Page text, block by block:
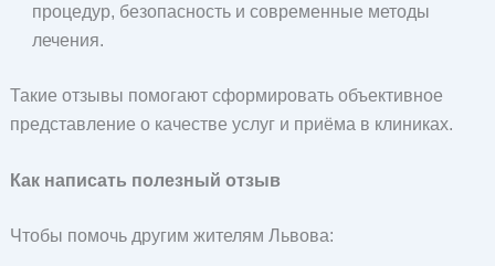
процедур, безопасность и современные методы
лечения.
Такие отзывы помогают сформировать объективное
представление о качестве услуг и приёма в клиниках.
Как написать полезный отзыв
Чтобы помочь другим жителям Львова: